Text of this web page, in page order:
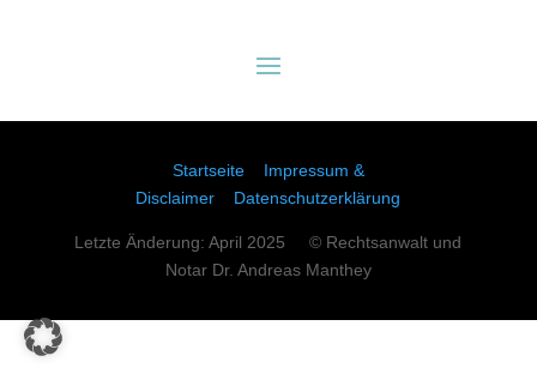
Startseite
Impressum &
Disclaimer
Datenschutzerklärung
Letzte Änderung: April 2025 © Rechtsanwalt und
Notar Dr. Andreas Manthey